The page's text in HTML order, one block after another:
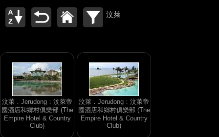
汶萊
汶萊．Jerudong：汶萊帝
國酒店和鄉村俱樂部 (The
Empire Hotel & Country
Club)
汶萊．Jerudong：汶萊帝
國酒店和鄉村俱樂部 (The
Empire Hotel & Country
Club)